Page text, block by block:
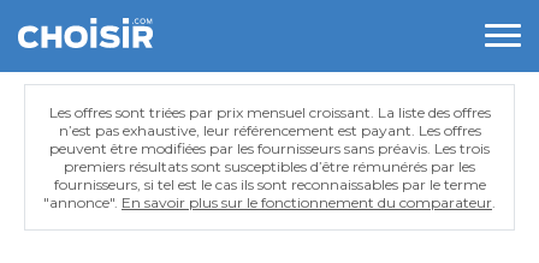
Les offres sont triées par prix mensuel croissant. La liste des offres
n’est pas exhaustive, leur référencement est payant. Les offres
peuvent être modifiées par les fournisseurs sans préavis. Les trois
premiers résultats sont susceptibles d’être rémunérés par les
fournisseurs, si tel est le cas ils sont reconnaissables par le terme
"annonce". En savoir plus sur le fonctionnement du comparateur.